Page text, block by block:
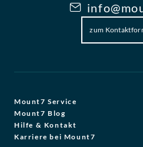
zum
Mount7 Service
Mount7 Blog
Hilfe & Kontakt
Karriere bei Mount7